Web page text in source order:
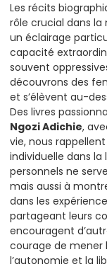
Les récits
rôle crucial dans
un éclairage
capacité
souvent
découvrons des
et s’élèvent au-
Des livres
Ngozi Adichie,
vie, nous
individuelle dans la
personnels ne
mais aussi à
dans les
partageant leurs
encouragent
courage de mener
l’autonomie et la